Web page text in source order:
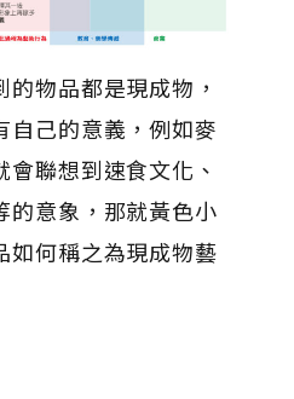
物品都是現成物，
自己的意義，例如麥
聯想到速食文化、
的意象，那就黃色小
如何稱之為現成物藝